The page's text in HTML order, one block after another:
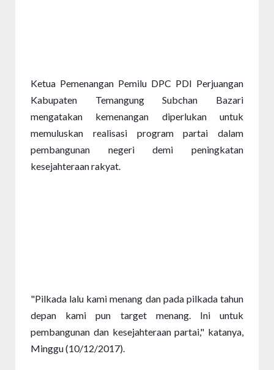
Ketua Pemenangan Pemilu DPC PDI Perjuangan
Kabupaten Temangung Subchan Bazari
mengatakan kemenangan diperlukan untuk
memuluskan realisasi program partai dalam
pembangunan negeri demi peningkatan
kesejahteraan rakyat.
"Pilkada lalu kami menang dan pada pilkada tahun
depan kami pun target menang. Ini untuk
pembangunan dan kesejahteraan partai," katanya,
Minggu (10/12/2017).